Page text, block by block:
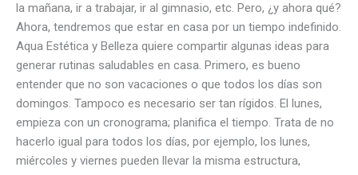
la mañana, ir a trabajar, ir al gimnasio, etc. Pero, ¿y ahora qué?
Ahora, tendremos que estar en casa por un tiempo indefinido.
Aqua Estética y Belleza quiere compartir algunas ideas para
generar rutinas saludables en casa. Primero, es bueno
entender que no son vacaciones o que todos los días son
domingos. Tampoco es necesario ser tan rígidos. El lunes,
empieza con un cronograma; planifica el tiempo. Trata de no
hacerlo igual para todos los días, por ejemplo, los lunes,
miércoles y viernes pueden llevar la misma estructura,